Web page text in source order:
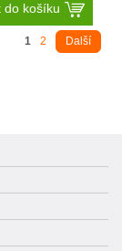
do košíku
1 2 Další